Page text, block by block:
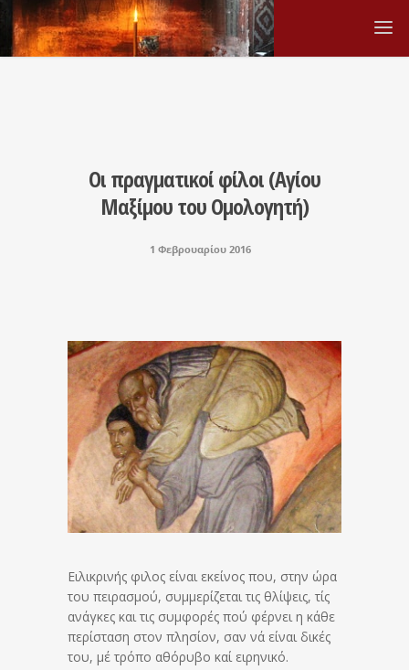
Οι πραγματικοί φίλοι (Αγίου
Μαξίμου του Ομολογητή)
1 Φεβρουαρίου 2016
Ειλικρινής φιλος είναι εκείνος που, στην ώρα
του πειρασμού, συμμερίζεται τις θλίψεις, τίς
ανάγκες και τις συμφορές πού φέρνει η κάθε
περίσταση στον πλησίον, σαν νά είναι δικές
του, μέ τρόπο αθόρυβο καί ειρηνικό.